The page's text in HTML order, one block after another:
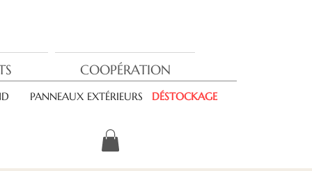
COOPÉRATION
PANNEAUX EXTÉRIEURS DÉSTOCKAGE